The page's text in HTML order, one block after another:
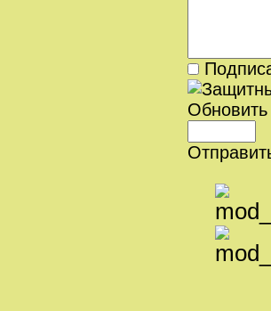
Обновить